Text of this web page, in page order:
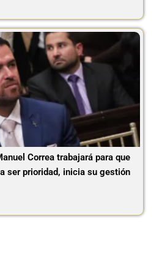
Correa trabajará para que
ser prioridad, inicia su gestión